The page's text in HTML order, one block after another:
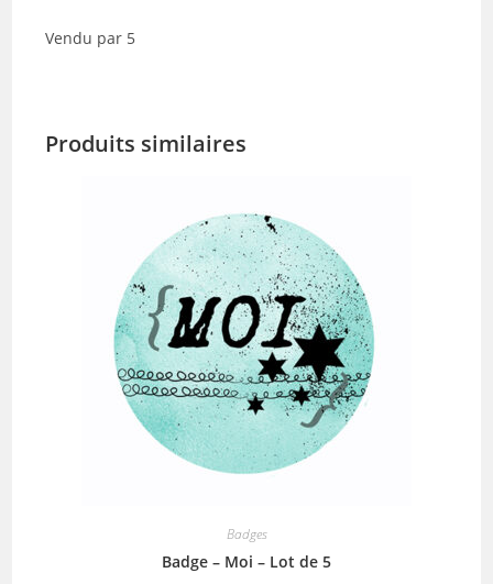
Vendu par 5
Produits similaires
Badges
Badge – Moi – Lot de 5